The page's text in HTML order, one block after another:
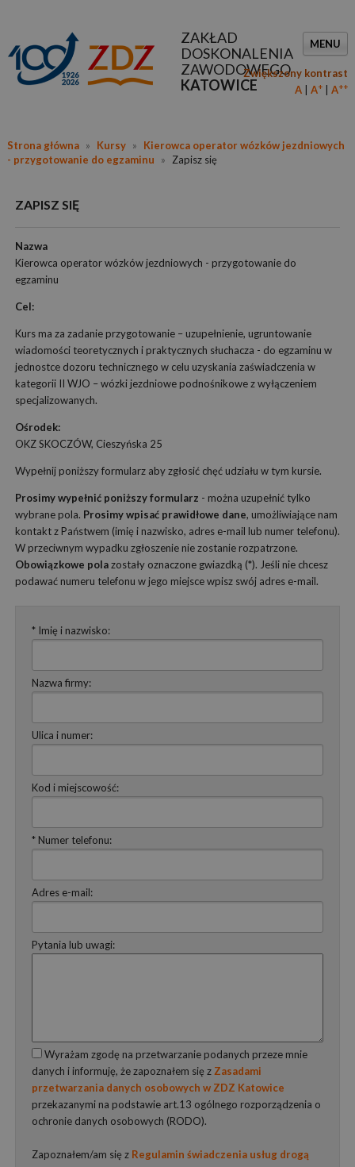
ZAKŁAD
DOSKONALENIA
ZAWODOWEGO
KATOWICE
MENU
Zwiększony kontrast
A
A+ A++
Strona główna » Kursy »
Kierowca operator wózków jezdniowych
- przygotowanie do egzaminu
» Zapisz się
ZAPISZ SIĘ
Nazwa
Kierowca operator wózków jezdniowych - przygotowanie do
egzaminu
Cel:
Kurs ma za zadanie przygotowanie – uzupełnienie, ugruntowanie
wiadomości teoretycznych i praktycznych słuchacza - do egzaminu w
jednostce dozoru technicznego w celu uzyskania zaświadczenia w
kategorii II WJO – wózki jezdniowe podnośnikowe z wyłączeniem
specjalizowanych.
Ośrodek:
OKZ SKOCZÓW, Cieszyńska 25
Wypełnij poniższy formularz aby zgłosić chęć udziału w tym kursie.
Prosimy wypełnić poniższy formularz - można uzupełnić tylko
wybrane pola. Prosimy wpisać prawidłowe dane, umożliwiające nam
kontakt z Państwem (imię i nazwisko, adres e-mail lub numer telefonu).
W przeciwnym wypadku zgłoszenie nie zostanie rozpatrzone.
Obowiązkowe polazostały oznaczone gwiazdką (*). Jeśli nie chcesz
podawać numeru telefonu w jego miejsce wpisz swój adres e-mail.
* Imię i nazwisko:
Nazwa firmy:
Ulica i numer:
Kod i miejscowość:
* Numer telefonu:
Adres e-mail:
Pytania lub uwagi:
Wyrażam zgodę na przetwarzanie podanych przeze mnie
danych i informuję, że zapoznałem się z Zasadami
przetwarzania danych osobowych w ZDZ Katowice
przekazanymi na podstawie art.13 ogólnego rozporządzenia o
ochronie danych osobowych (RODO).
Zapoznałem/am się z Regulamin świadczenia usług drogą